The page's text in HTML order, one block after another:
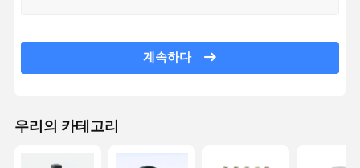
계속하다
우리의 카테고리